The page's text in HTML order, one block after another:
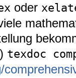
oder
texdoc